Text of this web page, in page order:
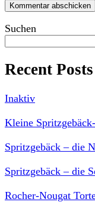
Suchen
Recent Posts
Inaktiv
Kleine
Spritzgebäck – die
Spritzgebäck – die
Rocher-Nougat